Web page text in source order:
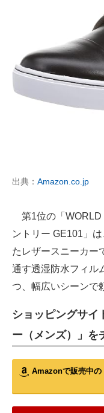
出典： Amazon.co.jp
第1位の「WORLD
ントリー GE101」
たレザースニーカー
通す透湿防水フィル
つ、幅広いシーンで
ショッピングサイ
ー（メンズ）」を
Amazonで販売中の